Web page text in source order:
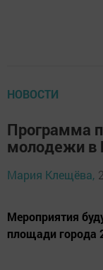
НОВОСТИ
Программа
молодежи в
Мария Клещёва,
Мероприятия
площади города